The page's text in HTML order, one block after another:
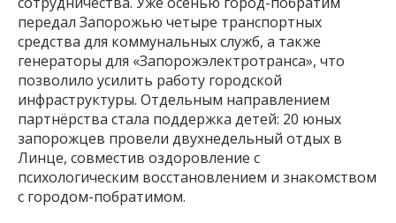
передал Запорожью четыре транспортных
средства для коммунальных служб, а также
генераторы для «Запорожэлектротранса», что
позволило усилить работу городской
инфраструктуры. Отдельным направлением
партнёрства стала поддержка детей: 20 юных
запорожцев провели двухнедельный отдых в
Линце, совместив оздоровление с
психологическим восстановлением и знакомством
с городом-побратимом.